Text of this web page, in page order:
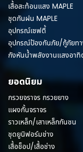
เสื้อสะท้อนแสง MAPLE
ชุดกันฝน MAPLE
อุปกรณ์เซฟตี้
อุปกรณ์ป้องกันภัย/กู้ภัยทา
กังหันน้ำพลังงานแสงอาทิ
ยอดนิยม
กรวยจราจร กรวยยาง
แผงกั้นจราจร
ราวเหล็ก/เสาเหล็กกันชน
ชุดยูนิฟอร์มช่าง
เสื้อช็อป/เสื้อช่าง